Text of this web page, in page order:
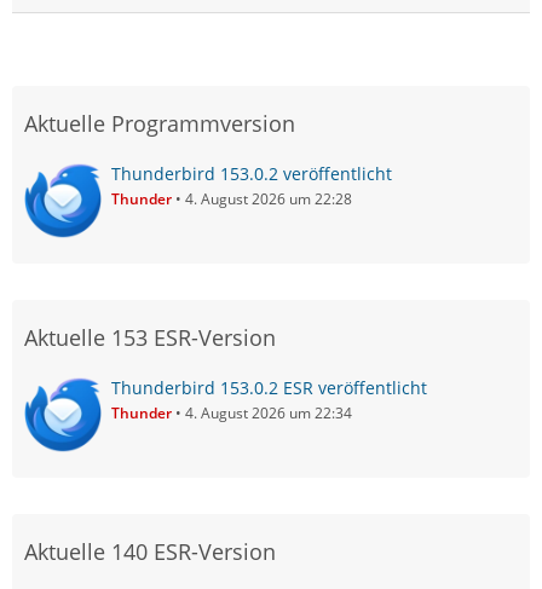
Aktuelle Programmversion
Thunderbird 153.0.2 veröffentlicht
Thunder 4. August 2026 um 22:28
Aktuelle 153 ESR-Version
Thunderbird 153.0.2 ESR veröffentlicht
Thunder 4. August 2026 um 22:34
Aktuelle 140 ESR-Version